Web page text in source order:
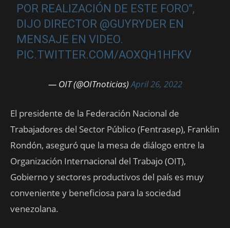
POR REALIZACIÓN DE ESTE FORO",
DIJO DIRECTOR @GUYRYDER EN
MENSAJE EN VIDEO.
PIC.TWITTER.COM/AOXQH1HFKV
— OIT (@OITnoticias)April 26, 2022
El presidente de la Federación Nacional de
Trabajadores del Sector Público (Fentrasep), Franklin
Rondón, aseguró que la mesa de diálogo entre la
Organización Internacional del Trabajo (OIT),
Gobierno y sectores productivos del país es muy
conveniente y beneficiosa para la sociedad
venezolana.